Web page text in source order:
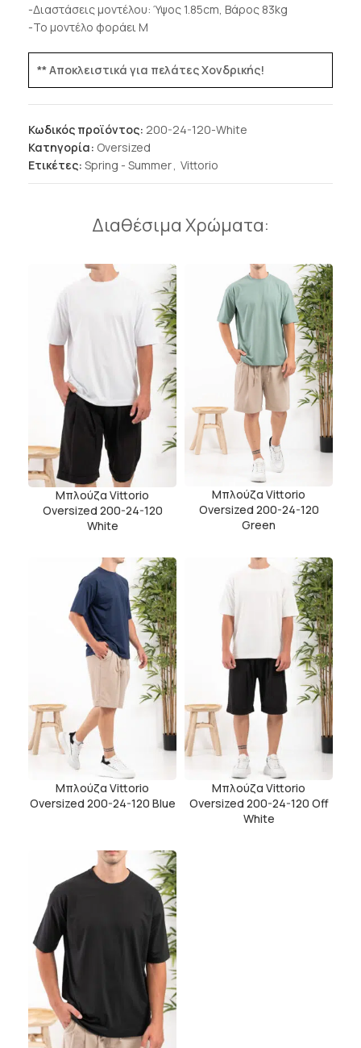
-Διαστάσεις μοντέλου: Ύψος 1.85cm, Βάρος 83kg
-Το μοντέλο φοράει M
** Αποκλειστικά για πελάτες Χονδρικής!
Κωδικός προϊόντος: 200-24-120-White
Κατηγορία: Oversized
Ετικέτες: Spring - Summer, Vittorio
Διαθέσιμα Χρώματα:
Μπλούζα Vittorio
Oversized 200-24-120
White
Μπλούζα Vittorio
Oversized 200-24-120
Green
Μπλούζα Vittorio
Oversized 200-24-120 Blue
Μπλούζα Vittorio
Oversized 200-24-120 Off
White